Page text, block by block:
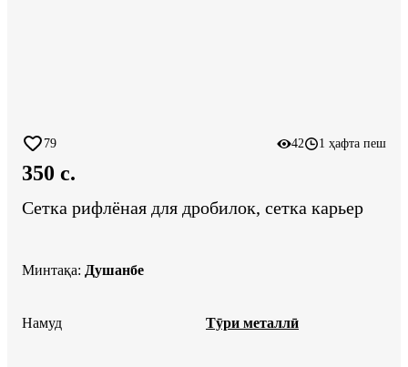
79 42 1 ҳафта пеш
350 c.
Сетка рифлёная для дробилок, сетка карьер
Минтақа: Душанбе
Намуд Тӯри металлӣ